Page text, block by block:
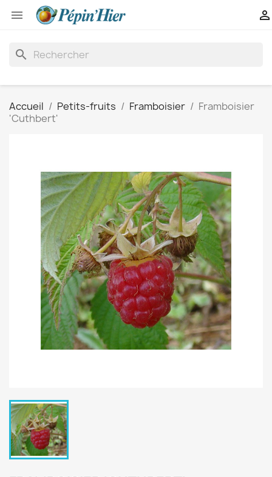
 
search
Accueil Petits-fruits Framboisier
Framboisier
'Cuthbert'